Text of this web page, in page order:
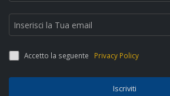
Accetto la seguente Privacy Policy
Iscriviti